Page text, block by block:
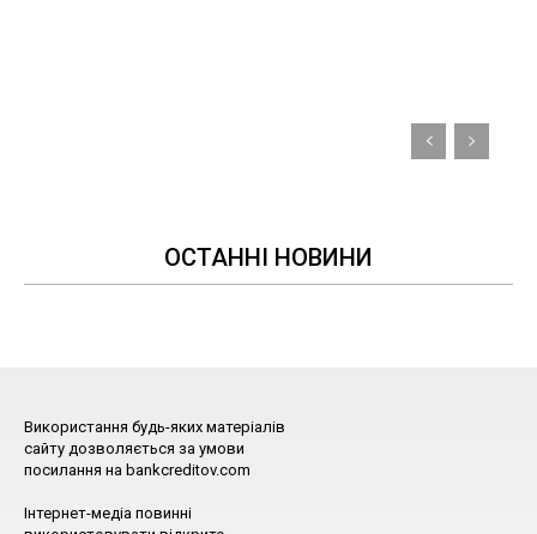
ОСТАННІ НОВИНИ
Використання будь-яких матеріалів
сайту дозволяється за умови
посилання на bankcreditov.com
Інтернет-медіа повинні